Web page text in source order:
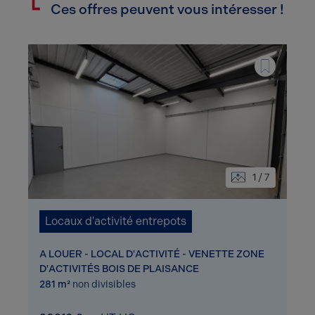
Ces offres peuvent vous intéresser !
1 / 7
Locaux d'activité entrepots
A LOUER - LOCAL D'ACTIVITÉ - VENETTE ZONE
D'ACTIVITÉS BOIS DE PLAISANCE
281 m² non divisibles